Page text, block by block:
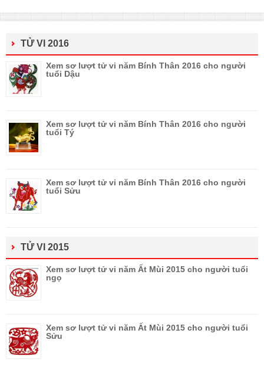
TỬ VI 2016
Xem sơ lượt tử vi năm Bính Thân 2016 cho người
tuổi Dậu
Xem sơ lượt tử vi năm Bính Thân 2016 cho người
tuổi Tý
Xem sơ lượt tử vi năm Bính Thân 2016 cho người
tuổi Sửu
TỬ VI 2015
Xem sơ lượt tử vi năm Ất Mùi 2015 cho người tuổi
ngọ
Xem sơ lượt tử vi năm Ất Mùi 2015 cho người tuổi
Sửu